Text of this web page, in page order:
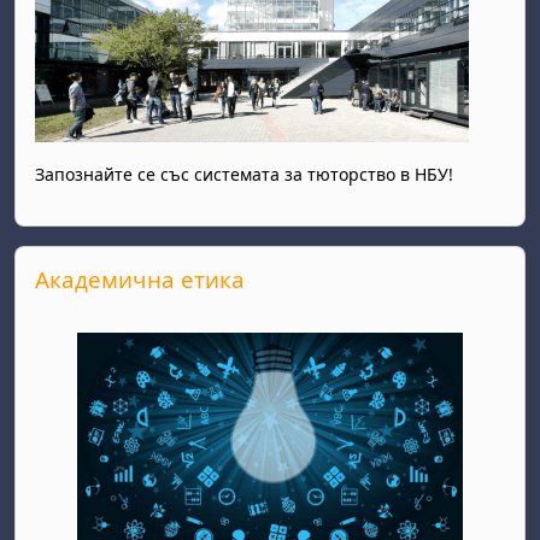
Запознайте се със системата за тюторство в НБУ!
Salta Академична етика
Академична етика